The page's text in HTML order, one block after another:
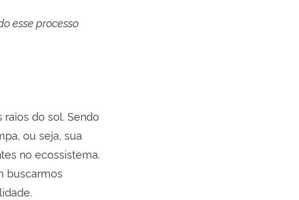
esse processo
do sol. Sendo
ou seja, sua
no ecossistema.
buscarmos